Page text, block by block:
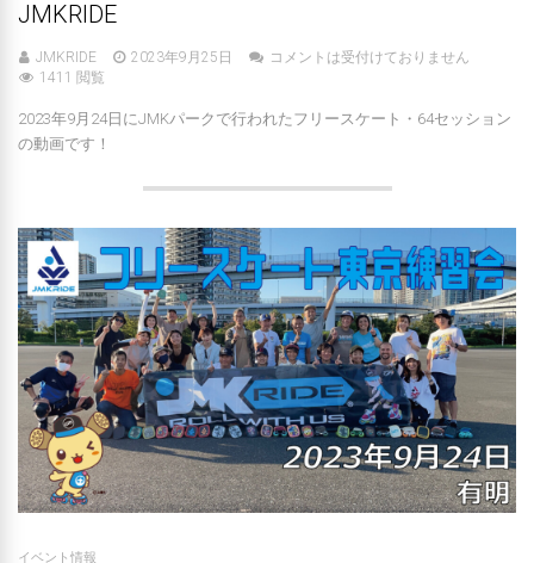
JMKRIDE
JMKRIDE 2023年9月25日
コメントは受付けておりません
1411 閲覧
2023年9月24日にJMKパークで行われたフリースケート・64セッション
の動画です！
イベント情報